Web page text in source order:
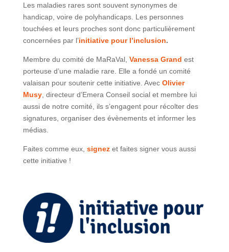
Les maladies rares sont souvent synonymes de
handicap, voire de polyhandicaps. Les personnes
touchées et leurs proches sont donc particulièrement
concernées par l’initiative pour l’inclusion.
Membre du comité de MaRaVal, Vanessa Grand est
porteuse d’une maladie rare. Elle a fondé un comité
valaisan pour soutenir cette initiative. Avec Olivier
Musy, directeur d’Emera Conseil social et membre lui
aussi de notre comité, ils s’engagent pour récolter des
signatures, organiser des évènements et informer les
médias.
Faites comme eux, signezet faites signer vous aussi
cette initiative !